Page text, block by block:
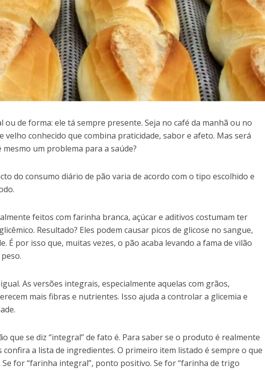
ou de forma: ele tá sempre presente. Seja no café da manhã ou no
velho conhecido que combina praticidade, sabor e afeto. Mas será
um problema para a saúde?
do consumo diário de pão varia de acordo com o tipo escolhido e
feitos com farinha branca, açúcar e aditivos costumam ter
Resultado? Eles podem causar picos de glicose no sangue,
É por isso que, muitas vezes, o pão acaba levando a fama de vilão
As versões integrais, especialmente aquelas com grãos,
mais fibras e nutrientes. Isso ajuda a controlar a glicemia e
que se diz “integral” de fato é. Para saber se o produto é realmente
confira a lista de ingredientes. O primeiro item listado é sempre o que
for “farinha integral”, ponto positivo. Se for “farinha de trigo